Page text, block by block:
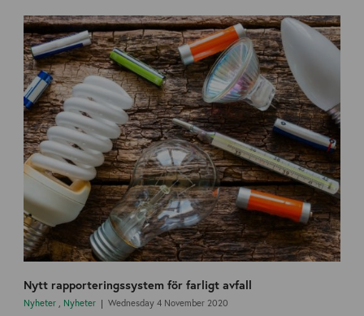
Nytt rapporteringssystem för farligt avfall
Nyheter , Nyheter Wednesday 4 November 2020